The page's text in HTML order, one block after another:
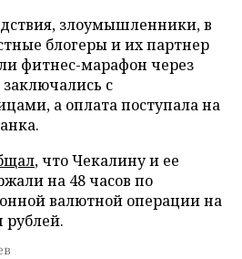
злоумышленники, в
блогеры и их партнер
фитнес-марафон через
с
а оплата поступала на
, что Чекалину и ее
на 48 часов по
валютной операции на
рублей.